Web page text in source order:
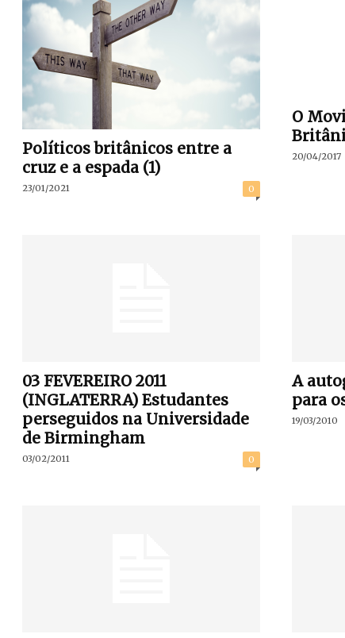
Políticos britânicos entre a
cruz e a espada (1)
23/01/2021 0
O
20/04/2017
03 FEVEREIRO 2011
(INGLATERRA) Estudantes
perseguidos na Universidade
de Birmingham
03/02/2011 0
A
para
19/03/2010